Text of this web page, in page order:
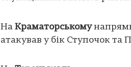
На Краматорському
атакував у бік Ступочок та